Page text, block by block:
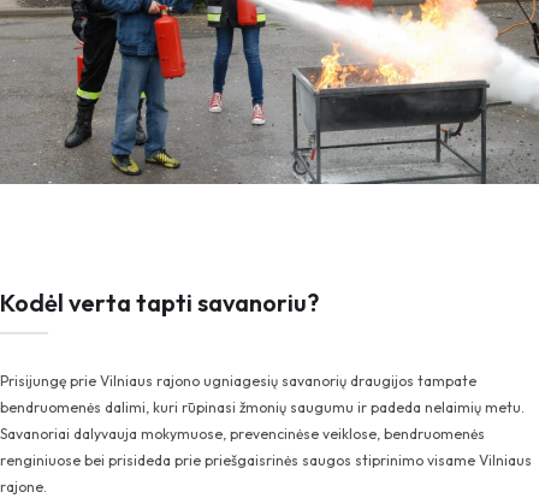
Kodėl verta tapti savanoriu?
Prisijungę prie Vilniaus rajono ugniagesių savanorių draugijos tampate
bendruomenės dalimi, kuri rūpinasi žmonių saugumu ir padeda nelaimių metu.
Savanoriai dalyvauja mokymuose, prevencinėse veiklose, bendruomenės
renginiuose bei prisideda prie priešgaisrinės saugos stiprinimo visame Vilniaus
rajone.